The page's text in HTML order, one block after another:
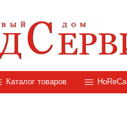
Каталог товаров HoReCa